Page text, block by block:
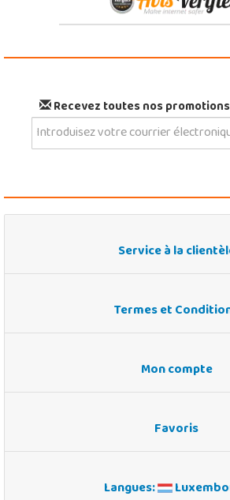
Recevez toutes nos
Service à la
Termes et
Mon compte
Favoris
Langues: